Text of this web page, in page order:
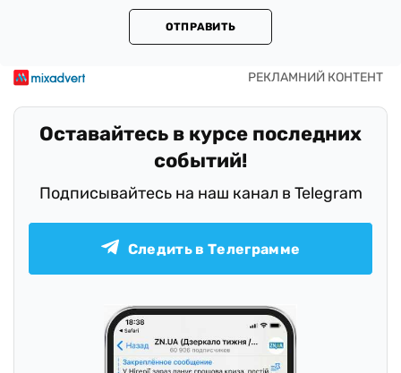
ОТПРАВИТЬ
Оставайтесь в курсе последних
событий!
Подписывайтесь на наш канал в Telegram
Следить в Телеграмме